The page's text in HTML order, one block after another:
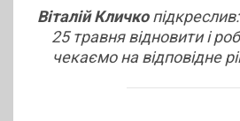
Віталій Кличко
25 травня відновити і
чекаємо на відповідне